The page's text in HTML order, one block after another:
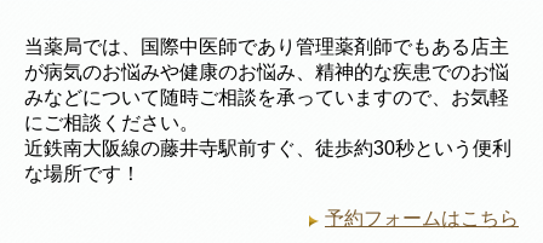
当薬局では、国際中医師であり管理薬剤師でもある店主
が病気のお悩みや健康のお悩み、精神的な疾患でのお悩
みなどについて随時ご相談を承っていますので、お気軽
にご相談ください。
近鉄南大阪線の藤井寺駅前すぐ、徒歩約30秒という便利
な場所です！
予約フォームはこちら